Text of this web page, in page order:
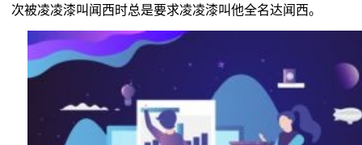
次被凌凌漆叫闻西时总是要求凌凌漆叫他全名达闻西。